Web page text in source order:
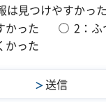
は見つけやすかっ
かった
2：ふ
かった